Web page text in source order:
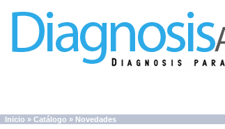
Inicio » Catálogo » Novedades